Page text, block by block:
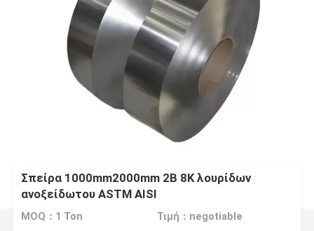
Σπείρα 1000mm2000mm 2B 8K λουρίδων
ανοξείδωτου ASTM AISI
MOQ：1 Ton Τιμή：negotiable